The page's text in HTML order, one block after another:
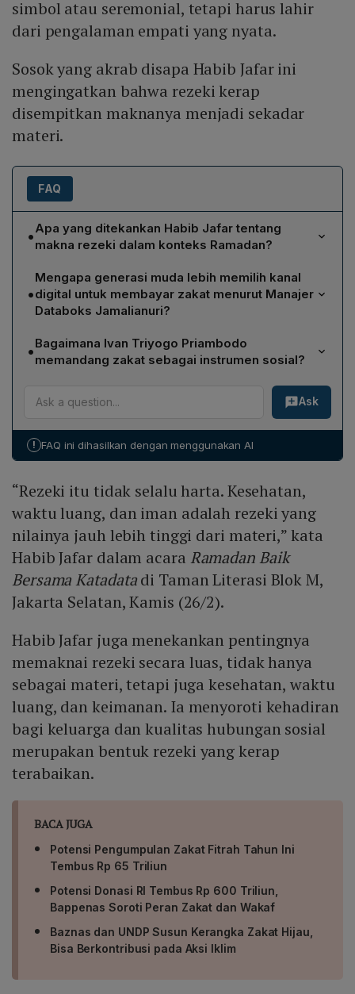
simbol atau seremonial, tetapi harus lahir
dari pengalaman empati yang nyata.
Sosok yang akrab disapa Habib Jafar ini
mengingatkan bahwa rezeki kerap
disempitkan maknanya menjadi sekadar
materi.
FAQ
•Apa yang ditekankan Habib Jafar tentang
makna rezeki dalam konteks Ramadan?
Habib Jafar menegaskan bahwa rezeki tidak
semata‑mata berupa materi; kesehatan, waktu luang,
iman, kehadiran bagi keluarga, dan kualitas hubungan
tinggi. Ia mengajak umat untuk melampaui pandangan
sempit terhadap harta dan mengapresiasi aspek‑aspek
•
Mengapa generasi muda lebih memilih kanal
digital untuk membayar zakat menurut Manajer
Databoks Jamalianuri?
Manajer Databoks Jamalianuri menyebutkan bahwa
kanal digital menawarkan praktik yang lebih praktis,
transparan, dan dapat diakses kapan saja. Kemudahan
akses informasi meningkatkan literasi zakat, sehingga
generasi muda merasa nyaman melakukan
pembayaran secara online. Namun, tantangan tetap
pada memastikan publik memahami tujuan penyaluran
dana dan dampak sosial yang dihasilkan.
•Bagaimana Ivan Triyogo Priambodo
memandang zakat sebagai instrumen sosial?
Ivan Triyogo Priambodo berpendapat bahwa zakat
memiliki potensi sebagai investasi sosial berkelanjutan
apabila dikelola secara profesional dan transparan. Ia
kewajiban individu, melisme yang dapat menghasilkan
baik, memperkuat peran zakat dalam pembangunan
masyarakat.
Ask
! FAQ ini dihasilkan dengan menggunakan AI
“Rezeki itu tidak selalu harta. Kesehatan,
waktu luang, dan iman adalah rezeki yang
nilainya jauh lebih tinggi dari materi,” kata
Habib Jafar dalam acara Ramadan Baik
Bersama Katadatadi Taman Literasi Blok M,
Jakarta Selatan, Kamis (26/2).
Habib Jafar juga menekankan pentingnya
memaknai rezeki secara luas, tidak hanya
sebagai materi, tetapi juga kesehatan, waktu
luang, dan keimanan. Ia menyoroti kehadiran
bagi keluarga dan kualitas hubungan sosial
merupakan bentuk rezeki yang kerap
terabaikan.
BACA JUGA
Potensi Pengumpulan Zakat Fitrah Tahun Ini
Tembus Rp 65 Triliun
Potensi Donasi RI Tembus Rp 600 Triliun,
Bappenas Soroti Peran Zakat dan Wakaf
Baznas dan UNDP Susun Kerangka Zakat Hijau,
Bisa Berkontribusi pada Aksi Iklim